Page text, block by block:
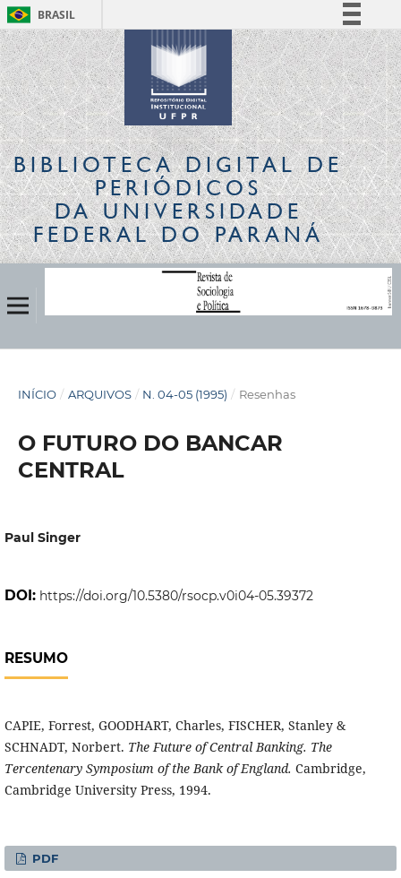
BRASIL
Simplifique!
Comunica BR
Participe
Acesso à informação
Legislação
Canais
BIBLIOTECA DIGITALDE
PERIÓDICOS
DA UNIVERSIDADE
FEDERAL DO PARANÁ
INÍCIO / ARQUIVOS / N. 04-05 (1995) / Resenhas
O FUTURO DO BANCAR
CENTRAL
Paul Singer
DOI: https://doi.org/10.5380/rsocp.v0i04-05.39372
RESUMO
CAPIE, Forrest, GOODHART, Charles, FISCHER, Stanley &
SCHNADT, Norbert. The Future of Central Banking. The
Tercentenary Symposium of the Bank of England. Cambridge,
Cambridge University Press, 1994.
PDF